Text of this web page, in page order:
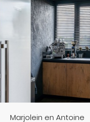
Marjolein en Antoine